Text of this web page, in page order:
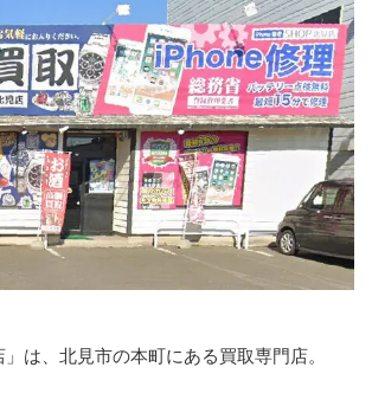
」は、北見市の本町にある買取専門店。